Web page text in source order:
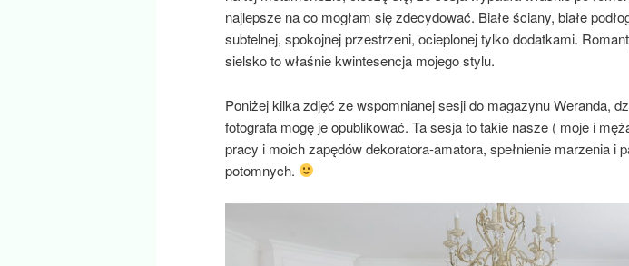
najlepsze na co mogłam się zdecydować. Białe ściany, białe
subtelnej, spokojnej przestrzeni, ocieplonej tylko dodatkami.
sielsko to właśnie kwintesencja mojego stylu.
Poniżej kilka zdjęć ze wspomnianej sesji do magazynu Weranda,
fotografa mogę je opublikować. Ta sesja to takie nasze ( moje i
pracy i moich zapędów dekoratora-amatora, spełnienie marzenia i
potomnych.